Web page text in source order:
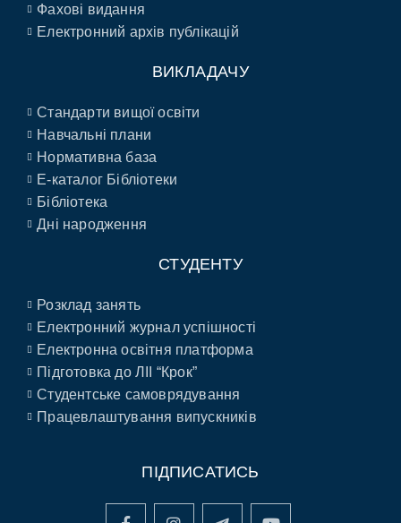
Фахові видання
Електронний архів публікацій
ВИКЛАДАЧУ
Стандарти вищої освіти
Навчальні плани
Нормативна база
E-каталог Бібліотеки
Бібліотека
Дні народження
СТУДЕНТУ
Розклад занять
Електронний журнал успішності
Електронна освітня платформа
Підготовка до ЛІІ “Крок”
Студентське самоврядування
Працевлаштування випускників
ПІДПИСАТИСЬ